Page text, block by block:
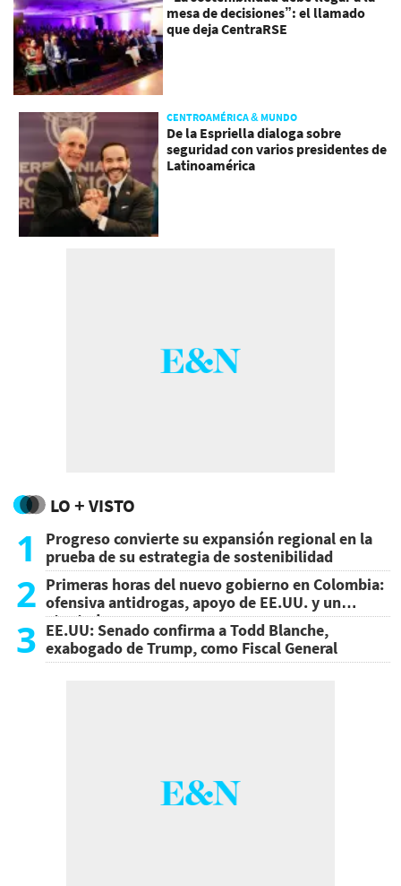
mesa de decisiones”: el llamado
que deja CentraRSE
CENTROAMÉRICA & MUNDO
De la Espriella dialoga sobre
seguridad con varios presidentes de
Latinoamérica
LO + VISTO
1
Progreso convierte su expansión regional en la
prueba de su estrategia de sostenibilidad
2 Primeras horas del nuevo gobierno en Colombia:
ofensiva antidrogas, apoyo de EE.UU. y un
atentado
3 EE.UU: Senado confirma a Todd Blanche,
exabogado de Trump, como Fiscal General